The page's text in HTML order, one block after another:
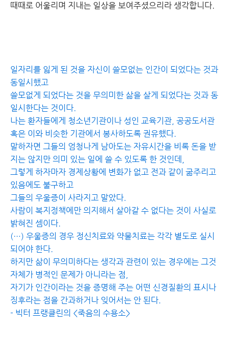
때때로 어울리며 지내는 일상을 보여주셨으리라 생각합니다.
일자리를 잃게 된 것을 자신이 쓸모없는 인간이 되었다는 것과
동일시했고
쓸모없게 되었다는 것을 무의미한 삶을 살게 되었다는 것과 동
일시한다는 것이다.
나는 환자들에게 청소년기관이나 성인 교육기관, 공공도서관
혹은 이와 비슷한 기관에서 봉사하도록 권유했다.
말하자면 그들의 엄청나게 남아도는 자유시간을 비록 돈을 받
지는 않지만 의미 있는 일에 쓸 수 있도록 한 것인데,
그렇게 하자마자 경제상황에 변화가 없고 전과 같이 굶주리고
있음에도 불구하고
그들의 우울증이 사라지고 말았다.
사람이 복지정책에만 의지해서 살아갈 수 없다는 것이 사실로
밝혀진 셈이다.
(…) 우울증의 경우 정신치료와 약물치료는 각각 별도로 실시
되어야 한다.
하지만 삶이 무의미하다는 생각과 관련이 있는 경우에는 그것
자체가 병적인 문제가 아니라는 점,
자기가 인간이라는 것을 증명해 주는 어떤 신경질환의 표시나
징후라는 점을 간과하거나 잊어서는 안 된다.
- 빅터 프랭클린의 <죽음의 수용소>